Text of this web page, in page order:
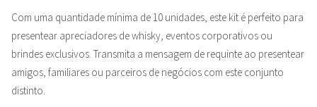
Com uma quantidade mínima de 10 unidades, este kit é perfeito para
presentear apreciadores de whisky, eventos corporativos ou
brindes exclusivos. Transmita a mensagem de requinte ao presentear
amigos, familiares ou parceiros de negócios com este conjunto
distinto.